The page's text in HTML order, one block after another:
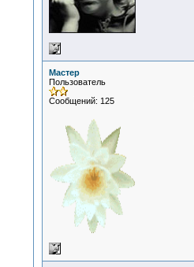
Мастер
Пользователь
Сообщений: 125